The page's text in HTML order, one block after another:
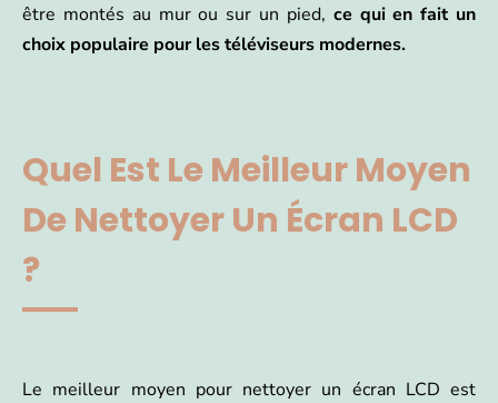
être montés au mur ou sur un pied, ce qui en fait un
choix populaire pour les téléviseurs modernes.
Quel Est Le Meilleur Moyen
De Nettoyer Un Écran LCD
?
Le meilleur moyen pour nettoyer un écran LCD est